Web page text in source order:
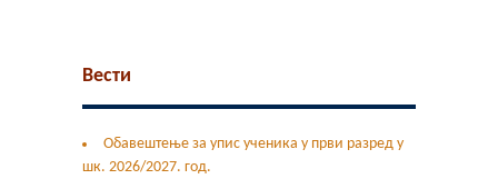
Вести
Обавештење за упис ученика у први разред у
шк. 2026/2027. год.